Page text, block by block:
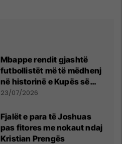
Mbappe rendit gjashtë
futbollistët më të mëdhenj
në historinë e Kupës së
Botës, Messi mbetet i dyti
23/07/2026
Fjalët e para të Joshuas
pas fitores me nokaut ndaj
Kristian Prengës